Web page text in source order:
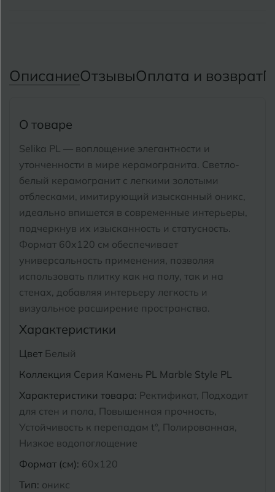
ОписаниеОтзывыОплата и возврат
О товаре
Selika PL — воплощение элегантности и
утонченности в мире керамогранита. Светло-
белый керамогранит с легкими золотыми
отблесками, имитирующий изысканный оникс,
идеально впишется в современные интерьеры,
подчеркнув их изысканность и статусность.
Формат 60x120 см обеспечивает
универсальность применения, позволяя
использовать плитку как на полу, так и на
стенах, добавляя интерьеру легкость и
визуальное расширение пространства.
Характеристики
Цвет Белый
Коллекция Серия Камень PL Marble Style PL
Характеристики товара: Ректификат, Подходит
для стен и пола, Повышенная прочность,
Устойчивость к перепадам t°, Полированная,
Низкое водопоглощение
Формат (см): 60x120
Тип: оникс
Е Евпатория
Иваново
Ижевск
Казань
Кемерово
Ковров
Кострома
Краснодар
Курган
Курганинск
Магнитогорск
Майкоп
Тольятти
Тула
Тюмень
У Улан-Удэ
Ульяновск
Х Химки
Ч Чебоксары